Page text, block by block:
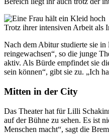
Trotz ihrer intensiven Arbeit als
Nach dem Abitur studierte sie
reingewachsen“, so die junge
aktiv. Als Bürde empfindet sie
sein können“, gibt sie zu. „Ich
Mitten in der City
Das Theater hat für Lilli
auf der Bühne zu sehen. Es ist
Menschen macht“, sagt die